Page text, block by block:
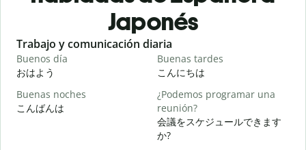
Japonés
Slide 1 of 6
Trabajo y comunicación diaria
Buenos día
おはよう
Buenas tardes
こんにちは
Buenas noches
こんばんは
¿Podemos programar una
reunión?
会議をスケジュールできます
か?